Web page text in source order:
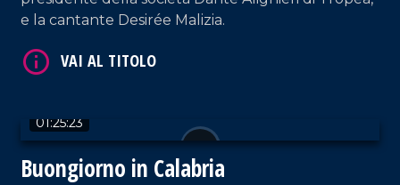
e la cantante Desirée Malizia.
01:25:23
Buongiorno in Calabria
VAI AL TITOLO